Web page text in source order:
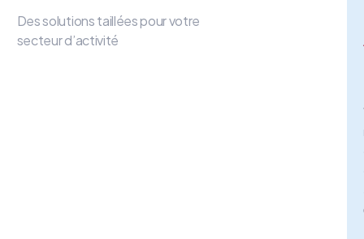
Des solutions taillées pour votre
secteur d’activité